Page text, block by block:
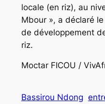
locale (en riz), au
Mbour », a déclaré
de développement
riz.
Moctar FICOU /
Bassirou Ndong